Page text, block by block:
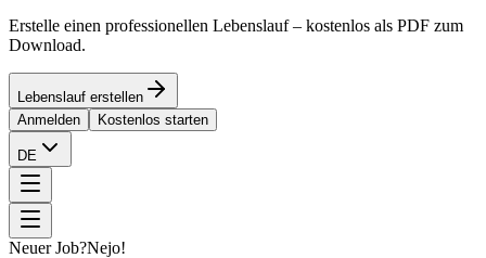
Erstelle einen professionellen Lebenslauf – kostenlos als PDF zum
Download.
Lebenslauf erstellen
Anmelden
Kostenlos starten
DE
Neuer Job?Nejo!